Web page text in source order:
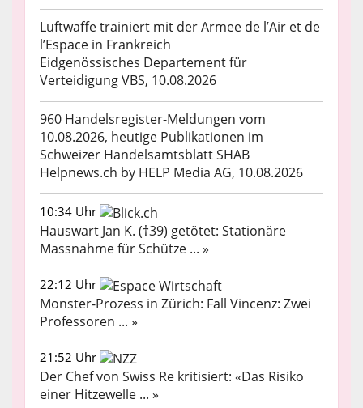
Luftwaffe trainiert mit der Armee de l’Air et de
l’Espace in Frankreich
Eidgenössisches Departement für
Verteidigung VBS, 10.08.2026
960 Handelsregister-Meldungen vom
10.08.2026, heutige Publikationen im
Schweizer Handelsamtsblatt SHAB
Helpnews.ch by HELP Media AG, 10.08.2026
10:34 Uhr
Hauswart Jan K. (†39) getötet: Stationäre
Massnahme für Schütze ... »
22:12 Uhr
Monster-Prozess in Zürich: Fall Vincenz: Zwei
Professoren ... »
21:52 Uhr
Der Chef von Swiss Re kritisiert: «Das Risiko
einer Hitzewelle ... »